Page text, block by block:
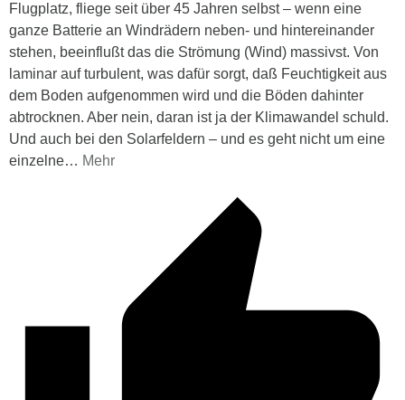
Flugplatz, fliege seit über 45 Jahren selbst – wenn eine
ganze Batterie an Windrädern neben- und hintereinander
stehen, beeinflußt das die Strömung (Wind) massivst. Von
laminar auf turbulent, was dafür sorgt, daß Feuchtigkeit aus
dem Boden aufgenommen wird und die Böden dahinter
abtrocknen. Aber nein, daran ist ja der Klimawandel schuld.
Und auch bei den Solarfeldern – und es geht nicht um eine
einzelne… Mehr